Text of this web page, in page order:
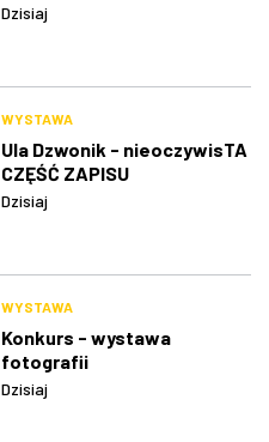
Dzisiaj
WYSTAWA
Ula Dzwonik - nieoczywisTA
CZĘŚĆ ZAPISU
Dzisiaj
WYSTAWA
Konkurs - wystawa
fotografii
Dzisiaj